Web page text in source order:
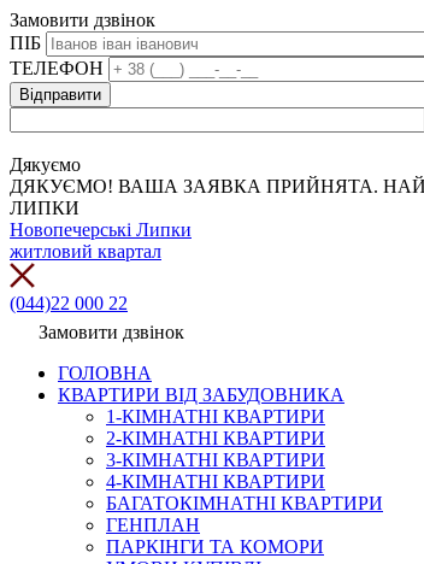
Замовити дзвінок
ПІБ
ТЕЛЕФОН
Дякуємо
ДЯКУЄМО! ВАША ЗАЯВКА ПРИЙНЯТА.
ЛИПКИ
Новопечерські Липки
житловий квартал
(044)22 000 22
Замовити дзвінок
ГОЛОВНА
КВАРТИРИ ВІД ЗАБУДОВНИКА
1-КІМНАТНІ КВАРТИРИ
2-КІМНАТНІ КВАРТИРИ
3-КІМНАТНІ КВАРТИРИ
4-КІМНАТНІ КВАРТИРИ
БАГАТОКІМНАТНІ КВАРТИРИ
ГЕНПЛАН
ПАРКІНГИ ТА КОМОРИ